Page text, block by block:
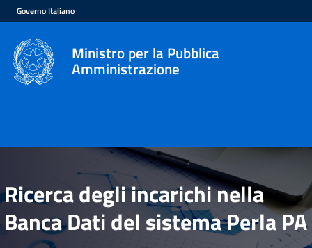
Governo Italiano
Ministro per la Pubblica
Amministrazione
Ricerca degli incarichi nella
Banca Dati del sistema Perla PA